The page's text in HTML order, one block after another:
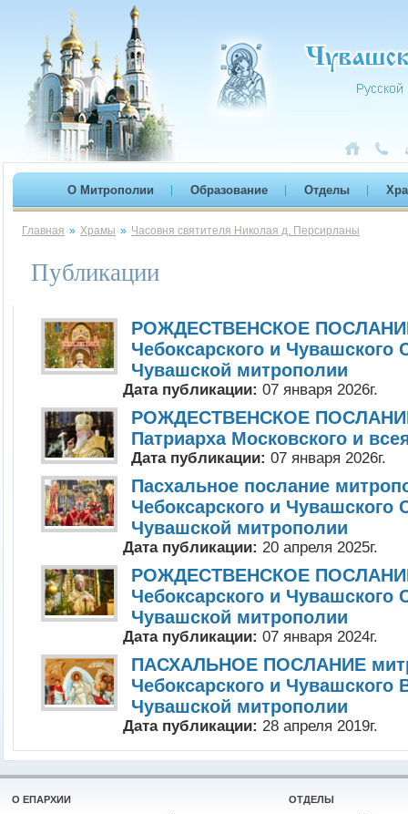
О Митрополии Образование Отделы
Главная » Храмы » Часовня святителя Николая д. Персирланы
Публикации
РОЖДЕСТВЕНСКОЕ
Чебоксарского и Чувашского
Чувашской митрополии
Дата публикации: 07 января 2026г.
РОЖДЕСТВЕНСКОЕ
Патриарха Московского и
Дата публикации: 07 января 2026г.
Пасхальное послание
Чебоксарского и Чувашского
Чувашской митрополии
Дата публикации: 20 апреля 2025г.
РОЖДЕСТВЕНСКОЕ
Чебоксарского и Чувашского
Чувашской митрополии
Дата публикации: 07 января 2024г.
ПАСХАЛЬНОЕ ПОСЛАНИЕ
Чебоксарского и
Чувашской митрополии
Дата публикации: 28 апреля 2019г.
О ЕПАРХИИ
ОТДЕЛЫ